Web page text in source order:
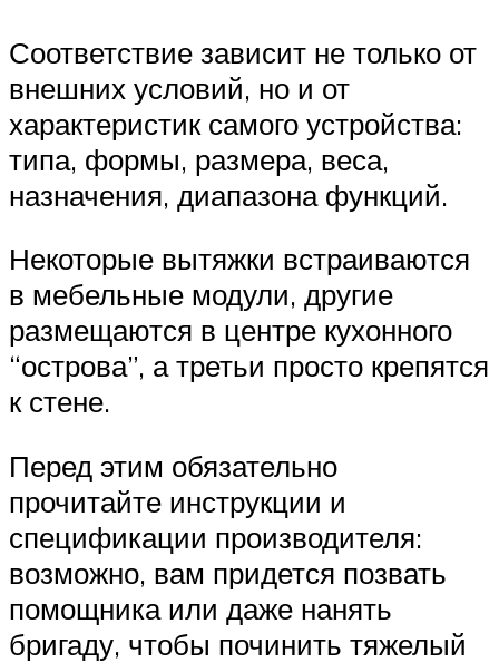
Соответствие зависит не только от
внешних условий, но и от
характеристик самого устройства:
типа, формы, размера, веса,
назначения, диапазона функций.
Некоторые вытяжки встраиваются
в мебельные модули, другие
размещаются в центре кухонного
“острова”, а третьи просто крепятся
к стене.
Перед этим обязательно
прочитайте инструкции и
спецификации производителя:
возможно, вам придется позвать
помощника или даже нанять
бригаду, чтобы починить тяжелый